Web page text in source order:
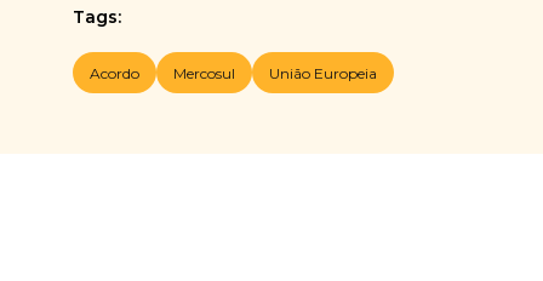
Tags:
Acordo Mercosul União Europeia